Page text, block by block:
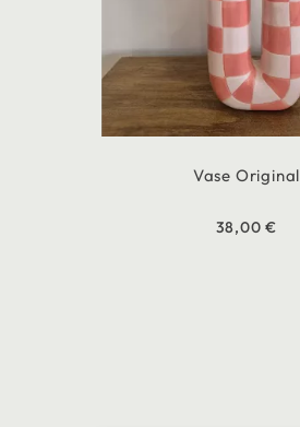
Vase Original
38,00 €